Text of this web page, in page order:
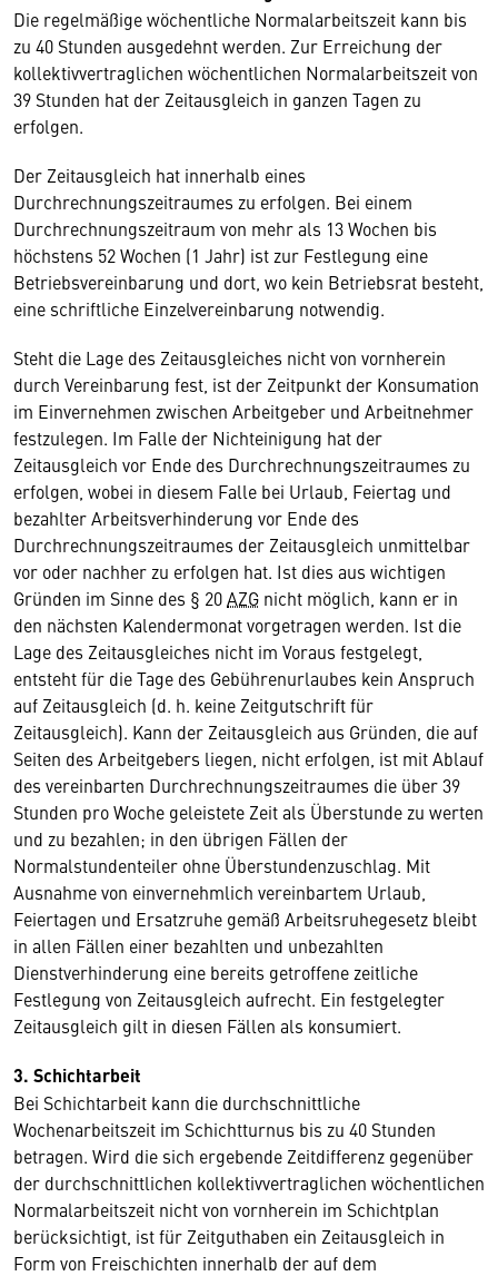
Die regelmäßige wöchentliche Normalarbeitszeit kann bis
zu 40 Stunden ausgedehnt werden. Zur Erreichung der
kollektivvertraglichen wöchentlichen Normalarbeitszeit von
39 Stunden hat der Zeitausgleich in ganzen Tagen zu
erfolgen.
Der Zeitausgleich hat innerhalb eines
Durchrechnungszeitraumes zu erfolgen. Bei einem
Durchrechnungszeitraum von mehr als 13 Wochen bis
höchstens 52 Wochen (1 Jahr) ist zur Festlegung eine
Betriebsvereinbarung und dort, wo kein Betriebsrat besteht,
eine schriftliche Einzelvereinbarung notwendig.
Steht die Lage des Zeitausgleiches nicht von vornherein
durch Vereinbarung fest, ist der Zeitpunkt der Konsumation
im Einvernehmen zwischen Arbeitgeber und Arbeitnehmer
festzulegen. Im Falle der Nichteinigung hat der
Zeitausgleich vor Ende des Durchrechnungszeitraumes zu
erfolgen, wobei in diesem Falle bei Urlaub, Feiertag und
bezahlter Arbeitsverhinderung vor Ende des
Durchrechnungszeitraumes der Zeitausgleich unmittelbar
vor oder nachher zu erfolgen hat. Ist dies aus wichtigen
Gründen im Sinne des § 20AZG nicht möglich, kann er in
den nächsten Kalendermonat vorgetragen werden. Ist die
Lage des Zeitausgleiches nicht im Voraus festgelegt,
entsteht für die Tage des Gebührenurlaubes kein Anspruch
auf Zeitausgleich (d. h. keine Zeitgutschrift für
Zeitausgleich). Kann der Zeitausgleich aus Gründen, die auf
Seiten des Arbeitgebers liegen, nicht erfolgen, ist mit Ablauf
des vereinbarten Durchrechnungszeitraumes die über 39
Stunden pro Woche geleistete Zeit als Überstunde zu werten
und zu bezahlen; in den übrigen Fällen der
Normalstundenteiler ohne Überstundenzuschlag. Mit
Ausnahme von einvernehmlich vereinbartem Urlaub,
Feiertagen und Ersatzruhe gemäß Arbeitsruhegesetz bleibt
in allen Fällen einer bezahlten und unbezahlten
Dienstverhinderung eine bereits getroffene zeitliche
Festlegung von Zeitausgleich aufrecht. Ein festgelegter
Zeitausgleich gilt in diesen Fällen als konsumiert.
3. Schichtarbeit
Bei Schichtarbeit kann die durchschnittliche
Wochenarbeitszeit im Schichtturnus bis zu 40 Stunden
betragen. Wird die sich ergebende Zeitdifferenz gegenüber
der durchschnittlichen kollektivvertraglichen wöchentlichen
Normalarbeitszeit nicht von vornherein im Schichtplan
berücksichtigt, ist für Zeitguthaben ein Zeitausgleich in
Form von Freischichten innerhalb der auf dem